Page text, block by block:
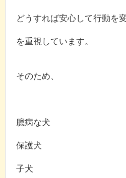
どうすれば安心して行動を
を重視しています。
そのため、
臆病な犬
保護犬
子犬